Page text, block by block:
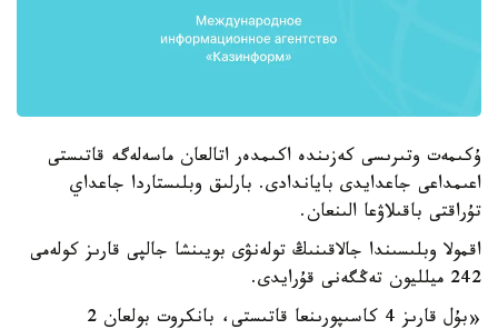
ۇكىمەت وتىرىسى كەزىندە اكىمدەر اتالعان ماسەلەگە قاتىستى
اعىمداعى جاعدايدى باياندادى. بارلىق وبلىستاردا جاعداي
تۇراقتى باقىلاۋعا الىنعان.
اقمولا وبلىسىندا جالاقىنىڭ تولەنۋى بويىنشا جالپى قارىز كولەمى
242 ميلليون تەڭگەنى قۇرايدى.
«بۇل قارىز 4 كاسىپورىنعا قاتىستى، بانكروت بولعان 2